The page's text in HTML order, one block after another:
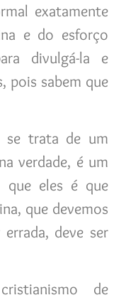
exatamente
e do esforço
divulgá-la e
pois sabem que
se trata de um
verdade, é um
que eles é que
que devemos
deve ser
de